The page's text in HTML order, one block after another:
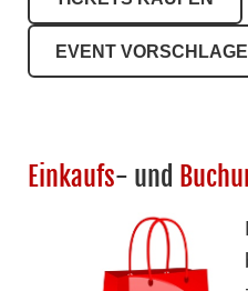
EVENT
Einkaufs- und